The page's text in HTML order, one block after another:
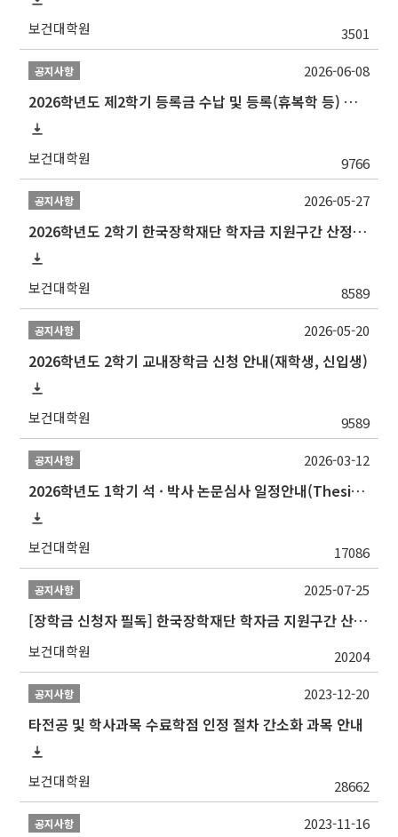
보건대학원 3501
공지사항
2026학년도 제2학기 등록금 수납 및 등록(휴복학 등) 일정 안내
보건대학원 9766
2026-06-08
공지사항
2026학년도 2학기 한국장학재단 학자금 지원구간 산정 신청 안내
보건대학원 8589
2026-05-27
공지사항
2026학년도 2학기 교내장학금 신청 안내(재학생, 신입생)
보건대학원 9589
2026-05-20
공지사항
2026학년도 1학기 석 · 박사 논문심사 일정안내(Thesis Defense Schedules)
보건대학원 17086
2026-03-12
공지사항
[장학금 신청자 필독] 한국장학재단 학자금 지원구간 산정 권고
보건대학원 20204
2025-07-25
공지사항
타전공 및 학사과목 수료학점 인정 절차 간소화 과목 안내
보건대학원 28662
2023-12-20
공지사항 2023-11-16